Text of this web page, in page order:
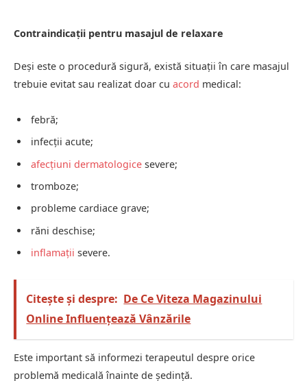
Contraindicații pentru masajul de relaxare
Deși este o procedură sigură, există situații în care masajul
trebuie evitat sau realizat doar cu acord medical:
febră;
infecții acute;
afecțiuni dermatologice severe;
tromboze;
probleme cardiace grave;
răni deschise;
inflamații severe.
Citește și despre: De Ce Viteza Magazinului
Online Influențează Vânzările
Este important să informezi terapeutul despre orice
problemă medicală înainte de ședință.